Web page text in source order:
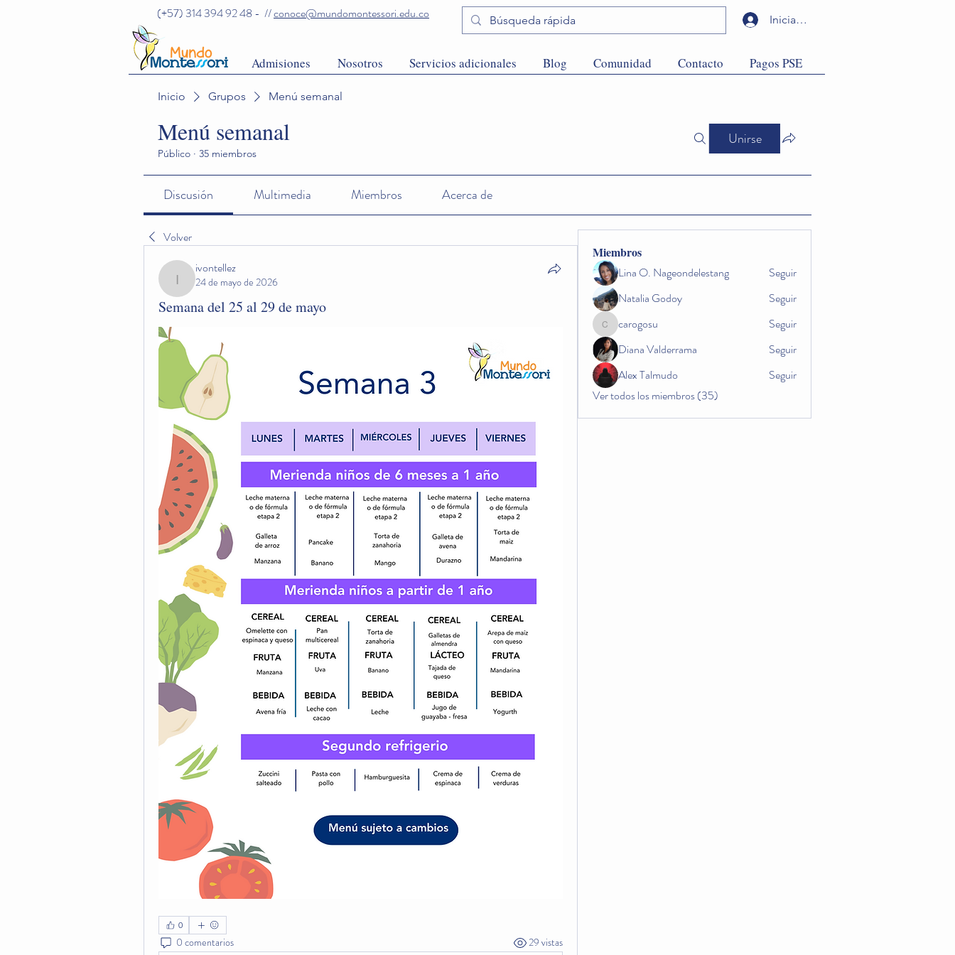
(+57) 314 394 92 48 - //conoce@mundomontessori.edu.co
Admisiones Nosotros Servicios adicionales Blog Comunidad Contacto Pagos PSE
Iniciar sesión
Inicio Grupos Menú semanal
Menú semanal
Público · 35 miembros
Unirse
Discusión Multimedia Miembros Acerca de
Volver
ivontellez
ivontellez
24 de mayo de 2026
Semana del 25 al 29 de mayo
0
0 comentarios 29 vistas
Miembros
Lina O. Nageondelestang
Seguir
Natalia Godoy
Seguir
carogosu
carogosu
Seguir
Diana Valderrama
Seguir
Alex Talmudo
Seguir
Ver todos los miembros (35)